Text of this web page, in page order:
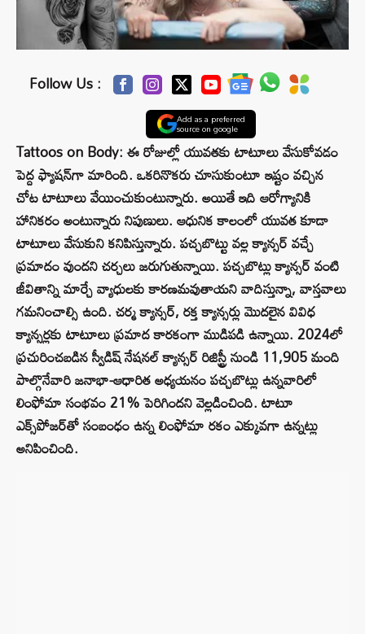
Follow Us :
Add as a preferred
source on google
Tattoos on Body: ఈ రోజుల్లో యువతకు టాటూలు వేసుకోవడం
పెద్ద ఫ్యాషన్‌గా మారింది. ఒకరినొకరు చూసుకుంటూ ఇష్టం వచ్చిన
చోట టాటూలు వేయించుకుంటున్నారు. అయితే ఇది ఆరోగ్యానికి
హానికరం అంటున్నారు నిపుణులు. ఆధునిక కాలంలో యువత కూడా
టాటూలు వేసుకుని కనిపిస్తున్నారు. పచ్చబొట్టు వల్ల క్యాన్సర్ వచ్చే
ప్రమాదం వుందని చర్చలు జరుగుతున్నాయి. పచ్చబొట్లు క్యాన్సర్ వంటి
జీవితాన్ని మార్చే వ్యాధులకు కారణమవుతాయని వాదిస్తున్నా, వాస్తవాలు
గమనించాల్సి ఉంది. చర్మ క్యాన్సర్, రక్త క్యాన్సర్లు మొదలైన వివిధ
క్యాన్సర్లకు టాటూలు ప్రమాద కారకంగా ముడిపడి ఉన్నాయి. 2024లో
ప్రచురించబడిన స్వీడిష్ నేషనల్ క్యాన్సర్ రిజిస్ట్రీ నుండి 11,905 మంది
పాల్గొనేవారి జనాభా-ఆధారిత అధ్యయనం పచ్చబొట్లు ఉన్నవారిలో
లింఫోమా సంభవం 21% పెరిగిందని వెల్లడించింది. టాటూ
ఎక్స్‌పోజర్‌తో సంబంధం ఉన్న లింఫోమా రకం ఎక్కువగా ఉన్నట్లు
అనిపించింది.